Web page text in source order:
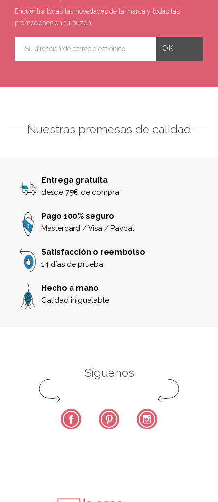
Encuentra todas las novedades de la marca y todas las
promociones en tu buzón.
Nuestras promesas de calidad
Entrega gratuita
desde 75€ de compra
Pago 100% seguro
Mastercard / Visa / Paypal
Satisfacción o reembolso
14 días de prueba
Hecho a mano
Calidad inigualable
Síguenos
Facebook Pinterest